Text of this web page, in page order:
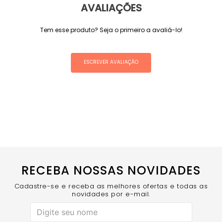
AVALIAÇÕES
Tem esse produto? Seja o primeiro a avaliá-lo!
ESCREVER AVALIAÇÃO
RECEBA NOSSAS NOVIDADES
Cadastre-se e receba as melhores ofertas e todas as
novidades por e-mail.